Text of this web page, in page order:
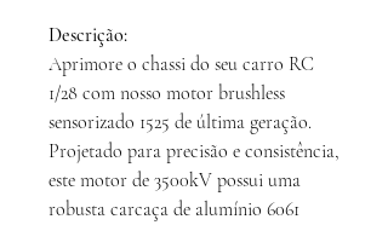
Descrição:
Aprimore o chassi do seu carro RC
1/28 com nosso motor brushless
sensorizado 1525 de última geração.
Projetado para precisão e consistência,
este motor de 3500kV possui uma
robusta carcaça de alumínio 6061